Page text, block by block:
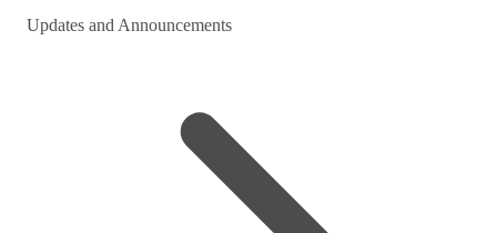
Updates and Announcements